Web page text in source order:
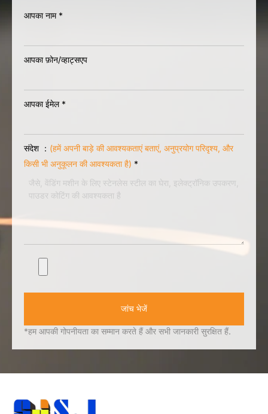
आपका नाम *
आपका फ़ोन/व्हाट्सएप
आपका ईमेल *
संदेश ： (हमें अपनी बाड़े की आवश्यकताएं बताएं, अनुप्रयोग परिदृश्य, और
किसी भी अनुकूलन की आवश्यकता है) *
जांच भेजें
*हम आपकी गोपनीयता का सम्मान करते हैं और सभी जानकारी सुरक्षित हैं.